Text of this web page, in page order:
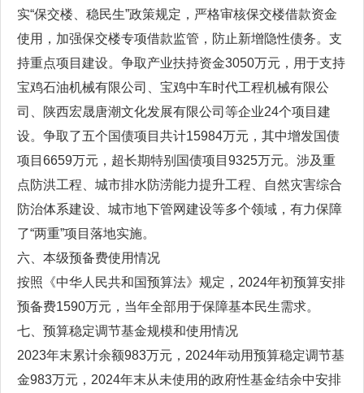
实“保交楼、稳民生”政策规定，严格审核保交楼借款资金
使用，加强保交楼专项借款监管，防止新增隐性债务。支
持重点项目建设。争取产业扶持资金3050万元，用于支持
宝鸡石油机械有限公司、宝鸡中车时代工程机械有限公
司、陕西宏晟唐潮文化发展有限公司等企业24个项目建
设。争取了五个国债项目共计15984万元，其中增发国债
项目6659万元，超长期特别国债项目9325万元。涉及重
点防洪工程、城市排水防涝能力提升工程、自然灾害综合
防治体系建设、城市地下管网建设等多个领域，有力保障
了“两重”项目落地实施。
六、本级预备费使用情况
按照《中华人民共和国预算法》规定，2024年初预算安排
预备费1590万元，当年全部用于保障基本民生需求。
七、预算稳定调节基金规模和使用情况
2023年末累计余额983万元，2024年动用预算稳定调节基
金983万元，2024年末从未使用的政府性基金结余中安排